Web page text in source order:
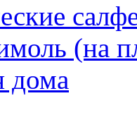
(на
дома